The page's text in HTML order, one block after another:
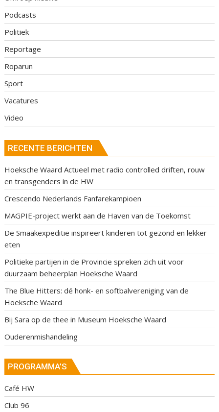
Podcasts
Politiek
Reportage
Roparun
Sport
Vacatures
Video
RECENTE BERICHTEN
Hoeksche Waard Actueel met radio controlled driften, rouw
en transgenders in de HW
Crescendo Nederlands Fanfarekampioen
MAGPIE-project werkt aan de Haven van de Toekomst
De Smaakexpeditie inspireert kinderen tot gezond en lekker
eten
Politieke partijen in de Provincie spreken zich uit voor
duurzaam beheerplan Hoeksche Waard
The Blue Hitters: dé honk- en softbalvereniging van de
Hoeksche Waard
Bij Sara op de thee in Museum Hoeksche Waard
Ouderenmishandeling
PROGRAMMA’S
Café HW
Club 96